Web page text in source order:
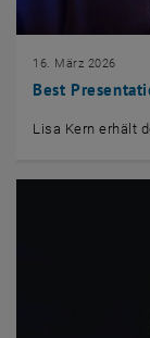
Best
16. März 2026
Lisa Kern erhält